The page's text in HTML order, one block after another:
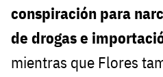
conspiración para
de drogas e
mientras que Flores